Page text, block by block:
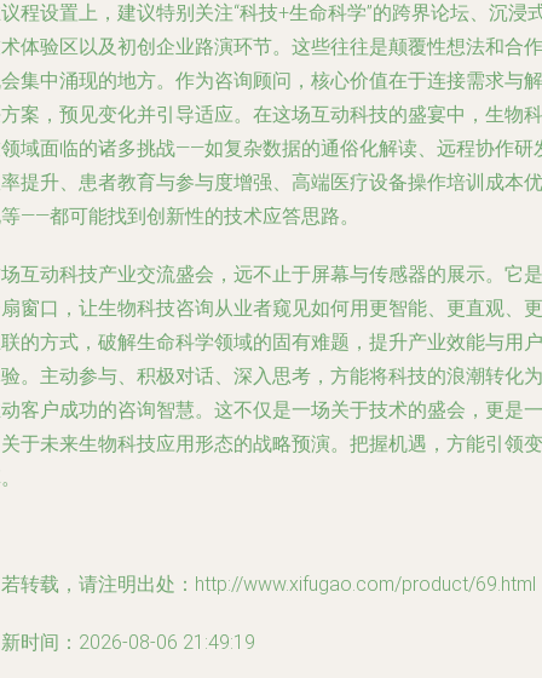
程设置上，建议特别关注“科技+生命科学”的跨界论坛、沉浸
体验区以及初创企业路演环节。这些往往是颠覆性想法和合作
集中涌现的地方。作为咨询顾问，核心价值在于连接需求与解
案，预见变化并引导适应。在这场互动科技的盛宴中，生物科
域面临的诸多挑战——如复杂数据的通俗化解读、远程协作研
提升、患者教育与参与度增强、高端医疗设备操作培训成本优
——都可能找到创新性的技术应答思路。
互动科技产业交流盛会，远不止于屏幕与传感器的展示。它是
窗口，让生物科技咨询从业者窥见如何用更智能、更直观、更
的方式，破解生命科学领域的固有难题，提升产业效能与用户
。主动参与、积极对话、深入思考，方能将科技的浪潮转化为
客户成功的咨询智慧。这不仅是一场关于技术的盛会，更是一
于未来生物科技应用形态的战略预演。把握机遇，方能引领变
转载，请注明出处：http://www.xifugao.com/product/69.html
时间：2026-08-06 21:49:19